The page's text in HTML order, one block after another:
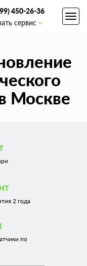
450-26-36
сервис
Москве
2 года
по